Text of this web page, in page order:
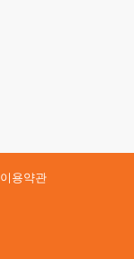
이용약관